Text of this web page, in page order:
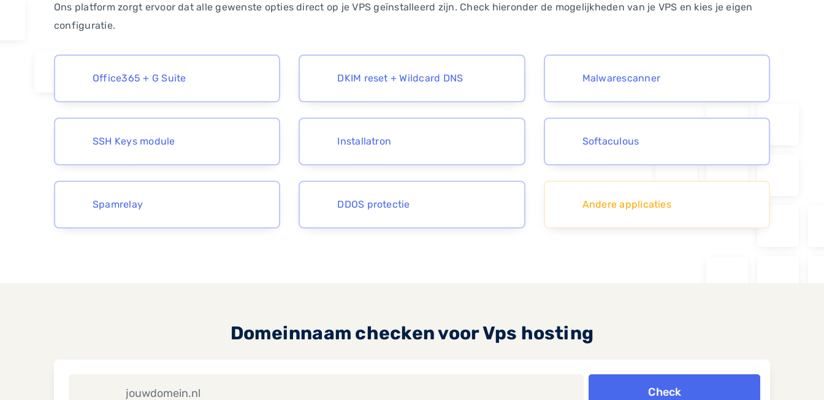
Ons platform zorgt ervoor dat alle gewenste opties direct op je VPS geïnstalleerd zijn. Check hieronder de mogelijkheden van je VPS en kies je eigen
configuratie.
Office365 + G Suite DKIM reset + Wildcard DNS Malwarescanner
SSH Keys module Installatron Softaculous
Spamrelay DDOS protectie Andere applicaties
Domeinnaam checken voor Vps hosting
Check